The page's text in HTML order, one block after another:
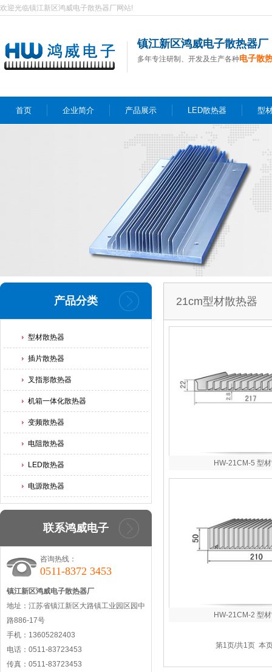
欢迎光临镇江新区鸿威电子散热器厂网站!
镇江新区鸿威电子散热器厂
多年专注研制、开发及生产各种电子散
首页 企业简介 产品展示 LED散热器 型
产品分类
型材散热器
插片散热器
叉指形散热器
机箱一体化散热器
变频散热器
电阻散热器
LED散热器
电源散热器
联系鸿威电子
咨询热线：
0511-8372 3453
镇江新区鸿威电子散热器厂
地址：江苏省镇江新区大路镇工业园区园中
路886-17号
手机：13605282403
电话：0511-83723453
传真：0511-83723453
21cm型材散热器
HW-21CM-5 型
HW-21CM-2 型
第1页/共1页 本